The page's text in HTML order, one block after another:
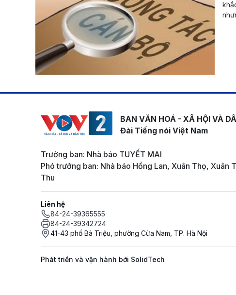
BAN VĂN HOÁ - XÃ HỘI VÀ
Đài Tiếng nói Việt Nam
Trưởng ban: Nhà báo TUYẾT MAI
Phó trưởng ban: Nhà báo Hồng Lan, Xuân Thọ, Xuân
Thu
Liên hệ
84-24-39365555
84-24-39342724
41-43 phố Bà Triệu, phường Cửa Nam, TP. Hà Nội
Phát triển và vận hành bởi SolidTech